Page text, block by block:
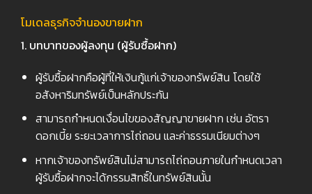
โมเดลธุรกิจจำนองขายฝาก
1. บทบาทของผู้ลงทุน (ผู้รับซื้อฝาก)
ผู้รับซื้อฝากคือผู้ที่ให้เงินกู้แก่เจ้าของทรัพย์สิน โดยใช้
อสังหาริมทรัพย์เป็นหลักประกัน
สามารถกำหนดเงื่อนไขของสัญญาขายฝาก เช่น อัตรา
ดอกเบี้ย ระยะเวลาการไถ่ถอน และค่าธรรมเนียมต่างๆ
หากเจ้าของทรัพย์สินไม่สามารถไถ่ถอนภายในกำหนดเวลา
ผู้รับซื้อฝากจะได้กรรมสิทธิ์ในทรัพย์สินนั้น